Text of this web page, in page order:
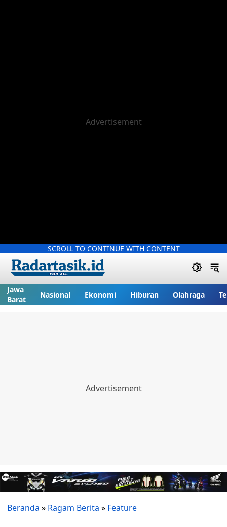
SCROLL TO CONTINUE WITH CONTENT
Jawa
Barat
Nasional Ekonomi Hiburan Olahraga
Beranda » Ragam Berita » Feature